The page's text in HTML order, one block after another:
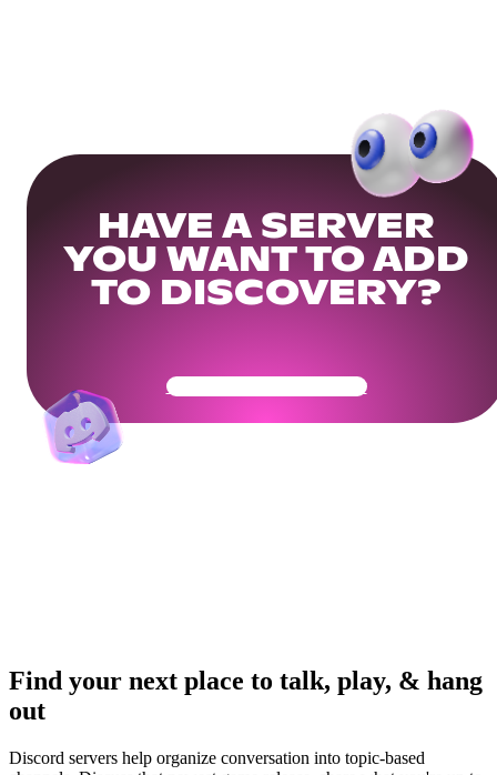
HAVE A SERVER
YOU WANT TO ADD
TO DISCOVERY?
Get Your Community Ready
Find your next place to talk, play, & hang
out
Discord servers help organize conversation into topic-based